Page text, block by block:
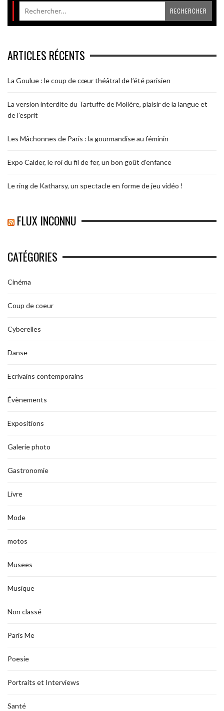
ARTICLES RÉCENTS
La Goulue : le coup de cœur théâtral de l’été parisien
La version interdite du Tartuffe de Molière, plaisir de la langue et
de l’esprit
Les Mâchonnes de Paris : la gourmandise au féminin
Expo Calder, le roi du fil de fer, un bon goût d’enfance
Le ring de Katharsy, un spectacle en forme de jeu vidéo !
FLUX INCONNU
CATÉGORIES
Cinéma
Coup de coeur
Cyberelles
Danse
Ecrivains contemporains
Évènements
Expositions
Galerie photo
Gastronomie
Livre
Mode
motos
Musees
Musique
Non classé
Paris Me
Poesie
Portraits et Interviews
Santé